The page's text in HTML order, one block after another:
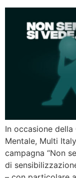
In occasione
Mentale, Multi
campagna “Non
di